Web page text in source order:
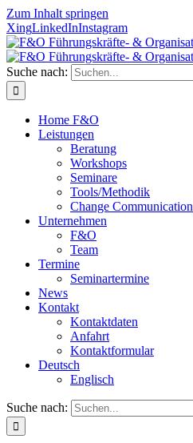
Zum Inhalt springen
XingLinkedInInstagram
Suche nach:
Home F&O
Leistungen
Beratung
Workshops
Seminare
Tools/Methodik
Change Communication
Unternehmen
F&O
Team
Termine
Seminartermine
News
Kontakt
Kontaktdaten
Anfahrt
Kontaktformular
Deutsch
Englisch
Suche nach: